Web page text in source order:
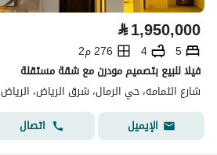
⃁1,950,000
5
4
276 م2
فيلا للبيع بتصميم مودرن مع شقة مستقلة
شارع الثمامه، حي الرمال، شرق الرياض، الرياض
الإيميل
اتصال